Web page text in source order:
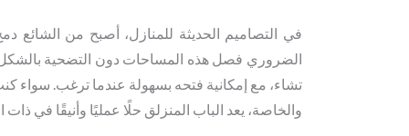
في التصاميم الحديثة للمنازل، أصبح من
الضروري فصل هذه المساحات دون التضحية بالشكل
تشاء، مع إمكانية فتحه بسهولة عندما ترغب. سواء
والخاصة، يعد الباب المنزلق حلًا عمليًا وأنيقًا في